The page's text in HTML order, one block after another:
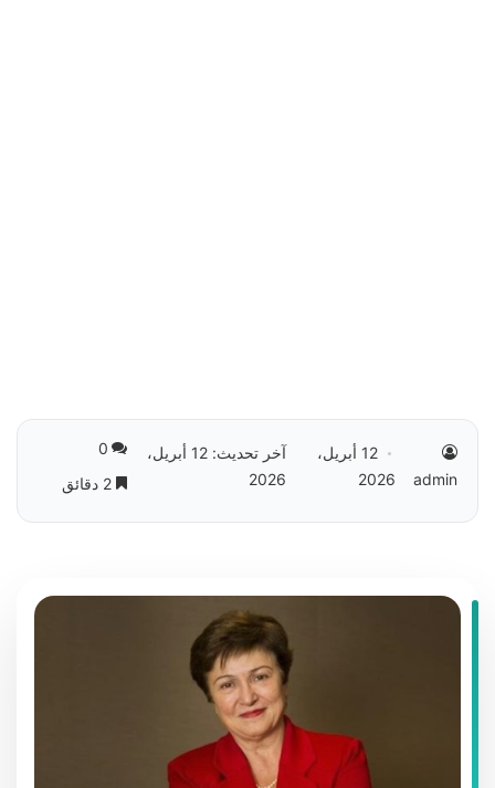
admin
12 أبريل،
2026
آخر تحديث: 12 أبريل،
2026
0
2 دقائق